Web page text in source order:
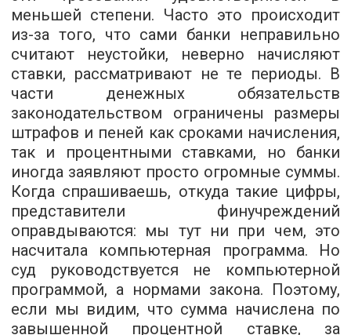
меньшей степени. Часто это происходит
из-за того, что сами банки неправильно
считают неустойки, неверно начисляют
ставки, рассматривают не те периоды. В
части денежных обязательств
законодательством ограничены размеры
штрафов и пеней как сроками начисления,
так и процентными ставками, но банки
иногда заявляют просто огромные суммы.
Когда спрашиваешь, откуда такие цифры,
представители финучреждений
оправдываются: мы тут ни при чем, это
насчитала компьютерная программа. Но
суд руководствуется не компьютерной
программой, а нормами закона. Поэтому,
если мы видим, что сумма начислена по
завышенной процентной ставке, за